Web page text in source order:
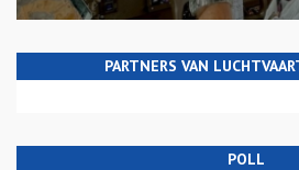
PARTNERS VAN
POLL